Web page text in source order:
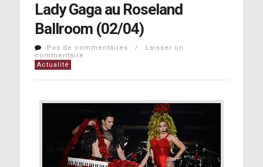
Lady Gaga au Roseland
Ballroom (02/04)
Pas de commentaires / Laisser un
commentaire
Actualité